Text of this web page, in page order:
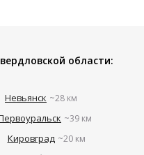
области:
Невьянск ~28 км
~39 км
Кировград ~20 км